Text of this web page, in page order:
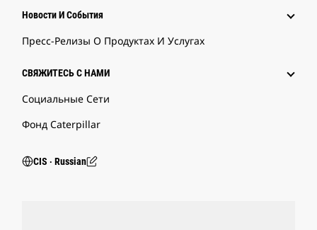
Новости И События
Пресс-Релизы О Продуктах И Услугах
СВЯЖИТЕСЬ С НАМИ
Социальные Сети
Фонд Caterpillar
CIS ‧ Russian